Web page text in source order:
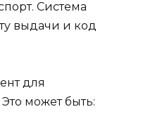
Система
выдачи и код
для
может быть: